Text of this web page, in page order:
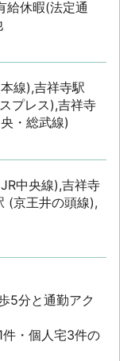
給休暇(法定通
線),吉祥寺駅
プレス),吉祥寺
・総武線)
中央線),吉祥寺
(京王井の頭線),
5分と通勤アク
・個人宅3件の